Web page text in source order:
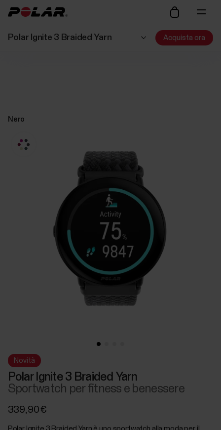
Polar Ignite 3 Braided Yarn Acquista ora
Nero
Novità
Polar Ignite 3 Braided Yarn
Sportwatch per fitness e benessere
339,90 €